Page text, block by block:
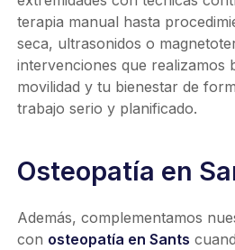
terapia manual hasta
seca, ultrasonidos o
intervenciones que realizamos
movilidad y tu bienestar de
trabajo serio y planificado.
Osteopatía en
Además, complementamos
con osteopatía en Sants